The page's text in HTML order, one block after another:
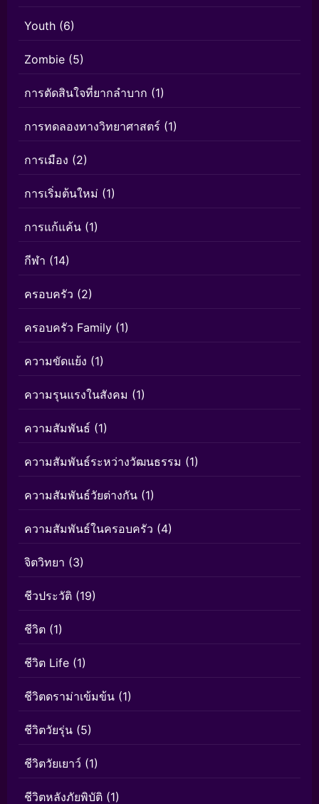
Youth (6)
Zombie (5)
การตัดสินใจที่ยากลำบาก (1)
การทดลองทางวิทยาศาสตร์ (1)
การเมือง (2)
การเริ่มต้นใหม่ (1)
การแก้แค้น (1)
กีฬา (14)
ครอบครัว (2)
ครอบครัว Family (1)
ความขัดแย้ง (1)
ความรุนแรงในสังคม (1)
ความสัมพันธ์ (1)
ความสัมพันธ์ระหว่างวัฒนธรรม (1)
ความสัมพันธ์วัยต่างกัน (1)
ความสัมพันธ์ในครอบครัว (4)
จิตวิทยา (3)
ชีวประวัติ (19)
ชีวิต (1)
ชีวิต Life (1)
ชีวิตดราม่าเข้มข้น (1)
ชีวิตวัยรุ่น (5)
ชีวิตวัยเยาว์ (1)
ชีวิตหลังภัยพิบัติ (1)